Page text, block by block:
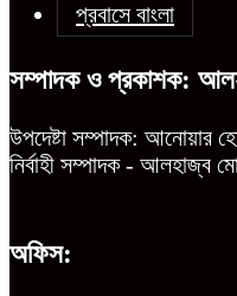
প্রবাসে বাংলা
সম্পাদক ও প্রকাশক:
উপদেষ্টা সম্পাদক: আনোয়ার
নির্বাহী সম্পাদক - আলহাজ্ব
অফিস: